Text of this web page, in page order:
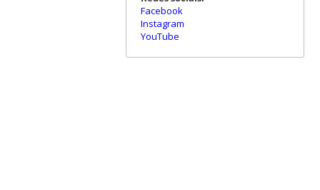
Facebook
Instagram
YouTube